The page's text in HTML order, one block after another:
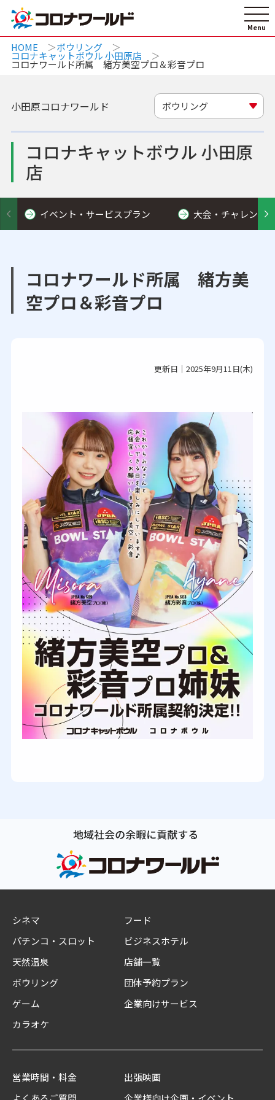
HOME ボウリング
コロナキャットボウル 小田原店
コロナワールド所属 緒方美空プロ＆彩音プロ
コロナキャットボウル 小田原
店
小田原コロナワールド ボウリング
イベント・サービスプラン 大会・チャレンジ
コロナワールド所属 緒方美
空プロ＆彩音プロ
更新日｜2025年9月11日(木)
シネマ
パチンコ・スロット
天然温泉
ボウリング
ゲーム
カラオケ
フード
ビジネスホテル
店舗一覧
団体予約プラン
企業向けサービス
営業時間・料金
出張映画